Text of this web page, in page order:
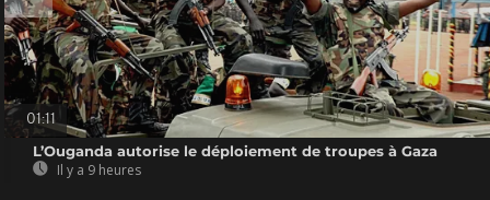
01:11
L’Ouganda autorise le déploiement de troupes à Gaza
Il y a 9 heures